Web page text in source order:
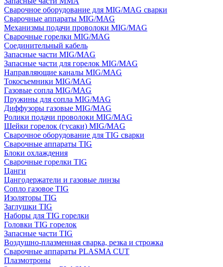
Сварочное оборудование для MIG/MAG сварки
Сварочные аппараты MIG/MAG
Механизмы подачи проволоки MIG/MAG
Сварочные горелки MIG/MAG
Соединительный кабель
Запасные части MIG/MAG
Запасные части для горелок MIG/MAG
Направляющие каналы MIG/MAG
Токосъемники MIG/MAG
Газовые сопла MIG/MAG
Пружины для сопла MIG/MAG
Диффузоры газовые MIG/MAG
Ролики подачи проволоки MIG/MAG
Шейки горелок (гусаки) MIG/MAG
Сварочное оборудование для TIG сварки
Сварочные аппараты TIG
Блоки охлаждения
Сварочные горелки TIG
Цанги
Цангодержатели и газовые линзы
Сопло газовое TIG
Изоляторы TIG
Заглушки TIG
Наборы для TIG горелки
Головки TIG горелок
Запасные части TIG
Воздушно-плазменная сварка, резка и строжка
Сварочные аппараты PLASMA CUT
Плазмотроны